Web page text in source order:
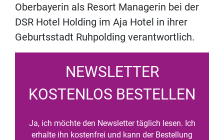
Oberbayerin als Resort Managerin bei der
DSR Hotel Holding im Aja Hotel in ihrer
Geburtsstadt Ruhpolding verantwortlich.
NEWSLETTER
KOSTENLOS BESTELLEN
Ja, ich möchte den Newsletter täglich lesen. Ich
erhalte ihn kostenfrei und kann der Bestellung